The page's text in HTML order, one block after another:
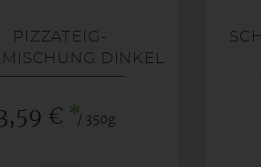
PIZZATEIG-
DINKEL
€ */ 350g